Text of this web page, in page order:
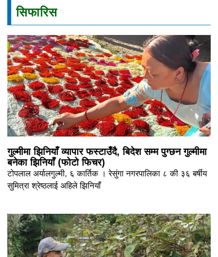
सिफारिस
गुल्मीमा झिनियाँ व्यापार फस्टाउँदै, बिदेश सम्म पुग्छन गुल्मीमा
बनेका झिनियाँ (फोटो फिचर)
टोपलाल अर्यालगुल्मी, ६ कार्तिक । रेसुंगा नगरपालिका ८ की ३६ बर्षीय
सुमित्रा श्रेष्ठलाई अहिले झिनियाँ